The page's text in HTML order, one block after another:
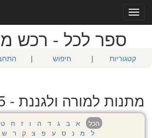
Toggle
navigation
ספר לכל - רכש
קטגוריות | חיפוש |
מתנות למורה ולגננת - 25 ספרים
הכל א ב ג ד ה ו ז ח ט
ל
מ נ ס ע פ צ ק ר ש